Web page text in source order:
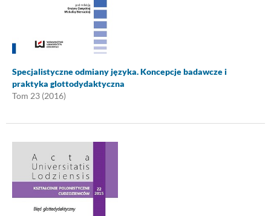
Specjalistyczne odmiany języka. Koncepcje badawcze i
praktyka glottodydaktyczna
Tom 23 (2016)